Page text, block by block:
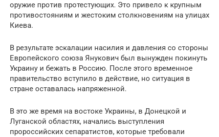
оружие против протестующих. Это привело к крупным
противостояниям и жестоким столкновениям на улицах
Киева.
В результате эскалации насилия и давления со стороны
Европейского союза Янукович был вынужден покинуть
Украину и бежать в Россию. После этого временное
правительство вступило в действие, но ситуация в
стране оставалась напряженной.
В это же время на востоке Украины, в Донецкой и
Луганской областях, начались выступления
пророссийских сепаратистов, которые требовали